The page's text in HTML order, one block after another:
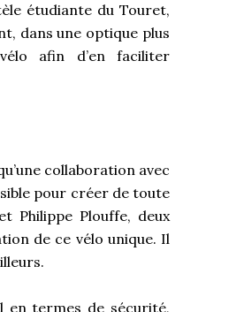
étudiante du Touret,
dans une optique plus
afin d’en faciliter
collaboration avec
pour créer de toute
Philippe Plouffe, deux
de ce vélo unique. Il
en termes de sécurité,